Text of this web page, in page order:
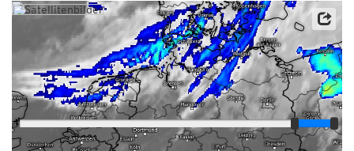
Satellitendaten: EUMETSAT
Player
Animationsspanne03:00h